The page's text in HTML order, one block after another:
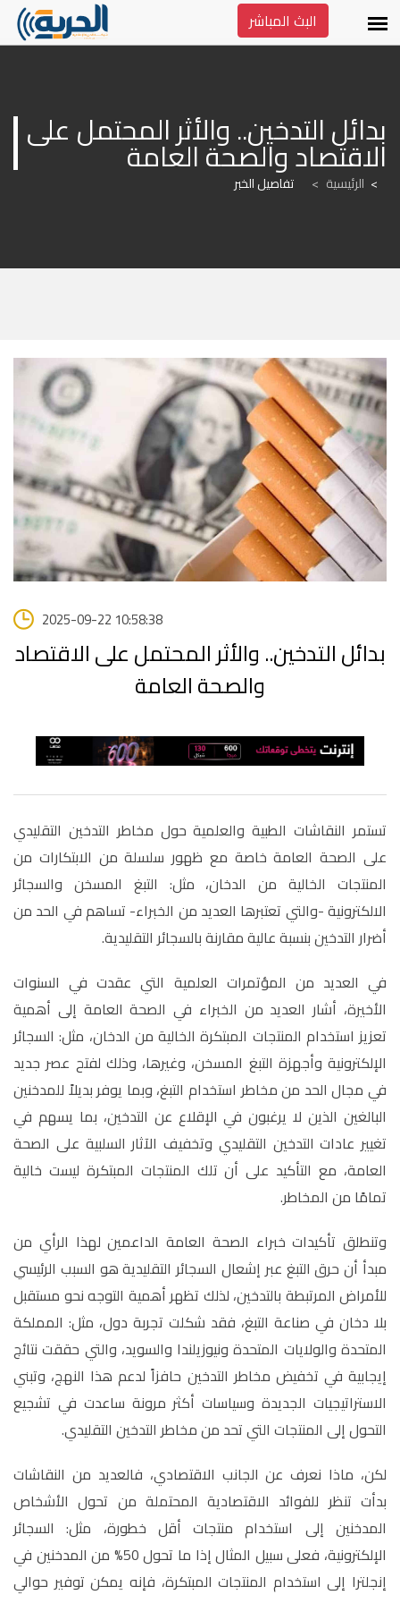
البث المباشر
الاقتصاد والصحة العامة
الرئيسية > تفاصيل الخبر
2025-09-22 10:58:38
بدائل التدخين.. والأثر المحتمل على الاقتصاد
والصحة العامة
تستمر النقاشات الطبية والعلمية حول مخاطر التدخين التقليدي
على الصحة العامة خاصة مع ظهور سلسلة من الابتكارات من
المنتجات الخالية من الدخان، مثل: التبغ المسخن والسجائر
الالكترونية -والتي تعتبرها العديد من الخبراء- تساهم في الحد من
أضرار التدخين بنسبة عالية مقارنة بالسجائر التقليدية.
في العديد من المؤتمرات العلمية التي عقدت في السنوات
الأخيرة، أشار العديد من الخبراء في الصحة العامة إلى أهمية
تعزيز استخدام المنتجات المبتكرة الخالية من الدخان، مثل: السجائر
الإلكترونية وأجهزة التبغ المسخن، وغيرها، وذلك لفتح عصر جديد
في مجال الحد من مخاطر استخدام التبغ، وبما يوفر بديلاً للمدخنين
البالغين الذين لا يرغبون في الإقلاع عن التدخين، بما يسهم في
تغيير عادات التدخين التقليدي وتخفيف الآثار السلبية على الصحة
العامة، مع التأكيد على أن تلك المنتجات المبتكرة ليست خالية
تمامًا من المخاطر.
وتنطلق تأكيدات خبراء الصحة العامة الداعمين لهذا الرأي من
مبدأ أن حرق التبغ عبر إشعال السجائر التقليدية هو السبب الرئيسي
للأمراض المرتبطة بالتدخين، لذلك تظهر أهمية التوجه نحو مستقبل
بلا دخان في صناعة التبغ، فقد شكلت تجربة دول، مثل: المملكة
المتحدة والولايات المتحدة ونيوزيلندا والسويد، والتي حققت نتائج
إيجابية في تخفيض مخاطر التدخين حافزاً لدعم هذا النهج، وتبني
الاستراتيجيات الجديدة وسياسات أكثر مرونة ساعدت في تشجيع
التحول إلى المنتجات التي تحد من مخاطر التدخين التقليدي.
لكن، ماذا نعرف عن الجانب الاقتصادي، فالعديد من النقاشات
بدأت تنظر للفوائد الاقتصادية المحتملة من تحول الأشخاص
المدخنين إلى استخدام منتجات أقل خطورة، مثل: السجائر
الإلكترونية، فعلى سبيل المثال إذا ما تحول 50% من المدخنين في
إنجلترا إلى استخدام المنتجات المبتكرة، فإنه يمكن توفير حوالي